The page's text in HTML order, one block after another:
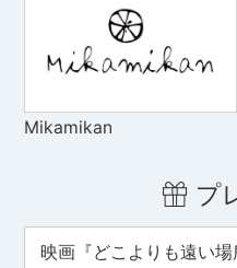
Mikamikan
プ
映画『どこよりも遠い